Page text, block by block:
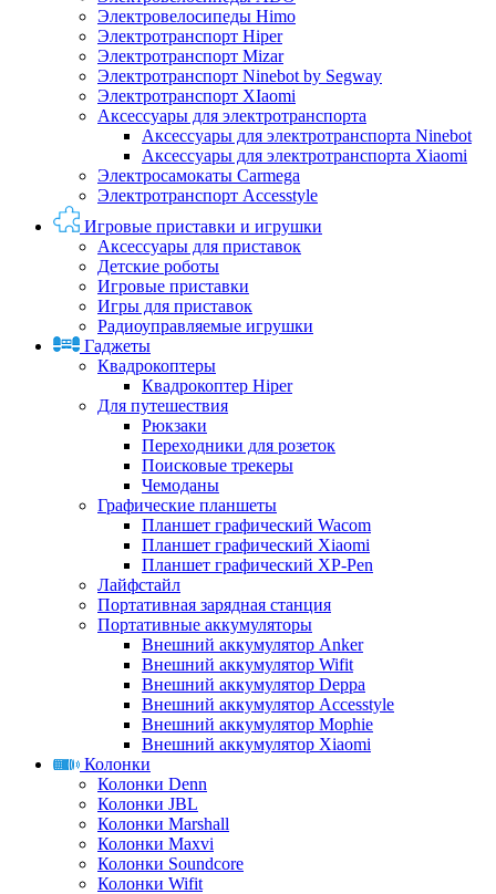
Электровелосипеды Himo
Электротранспорт Hiper
Электротранспорт Mizar
Электротранспорт Ninebot by Segway
Электротранспорт XIaomi
Аксессуары для электротранспорта
Аксессуары для электротранспорта Ninebot
Аксессуары для электротранспорта Xiaomi
Электросамокаты Carmega
Электротранспорт Accesstyle
Игровые приставки и игрушки
Аксессуары для приставок
Детские роботы
Игровые приставки
Игры для приставок
Радиоуправляемые игрушки
Гаджеты
Квадрокоптеры
Квадрокоптер Hiper
Для путешествия
Рюкзаки
Переходники для розеток
Поисковые трекеры
Чемоданы
Графические планшеты
Планшет графический Wacom
Планшет графический Xiaomi
Планшет графический XP-Pen
Лайфстайл
Портативная зарядная станция
Портативные аккумуляторы
Внешний аккумулятор Anker
Внешний аккумулятор Wifit
Внешний аккумулятор Deppa
Внешний аккумулятор Accesstyle
Внешний аккумулятор Mophie
Внешний аккумулятор Xiaomi
Колонки
Колонки Denn
Колонки JBL
Колонки Marshall
Колонки Maxvi
Колонки Soundcore
Колонки Wifit